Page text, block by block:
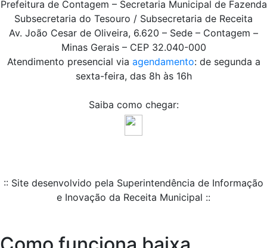
Prefeitura de Contagem – Secretaria Municipal de Fazenda
Subsecretaria do Tesouro / Subsecretaria de Receita
Av. João Cesar de Oliveira, 6.620 – Sede – Contagem –
Minas Gerais – CEP 32.040-000
Atendimento presencial via agendamento: de segunda a
sexta-feira, das 8h às 16h
Saiba como chegar:
:: Site desenvolvido pela Superintendência de Informação
e Inovação da Receita Municipal ::